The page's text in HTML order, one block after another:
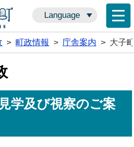
Language
> 町政情報 > 庁舎案内 > 大子
学及び視察のご案